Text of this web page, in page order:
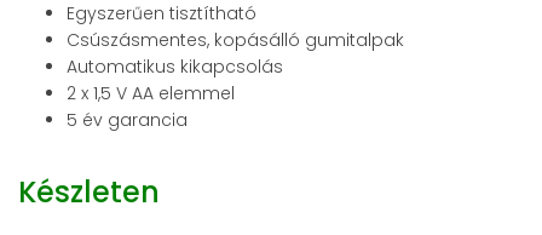
Egyszerűen tisztítható
Csúszásmentes, kopásálló gumitalpak
Automatikus kikapcsolás
2 x 1,5 V AA elemmel
5 év garancia
Készleten